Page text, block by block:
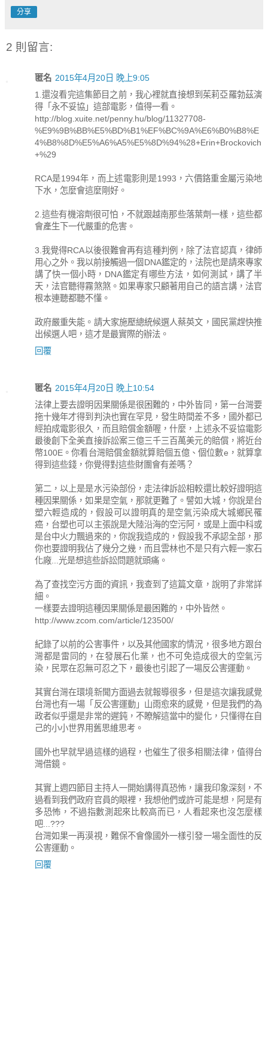
分享
2 則留言:
匿名 2015年4月20日 晚上9:05
1.還沒看完這集節目之前，我心裡就直接想到茱莉亞羅勃茲演
得「永不妥協」這部電影，值得一看。
http://blog.xuite.net/penny.hu/blog/11327708-
%E9%9B%BB%E5%BD%B1%EF%BC%9A%E6%B0%B8%E
4%B8%8D%E5%A6%A5%E5%8D%94%28+Erin+Brockovich
+%29
RCA是1994年，而上述電影則是1993，六價鉻重金屬污染地
下水，怎麼會這麼剛好。
2.這些有機溶劑很可怕，不就跟越南那些落葉劑一樣，這些都
會產生下一代嚴重的危害。
3.我覺得RCA以後很難會再有這種判例，除了法官認真，律師
用心之外。我以前接觸過一個DNA鑑定的，法院也是請來專家
講了快一個小時，DNA鑑定有哪些方法，如何測試，講了半
天，法官聽得霧煞煞。如果專家只顧著用自己的語言講，法官
根本連聽都聽不懂。
政府嚴重失能。請大家施壓總統候選人蔡英文，國民黨趕快推
出候選人吧，這才是最實際的辦法。
回覆
匿名 2015年4月20日 晚上10:54
法律上要去證明因果關係是很困難的，中外皆同，第一台灣要
拖十幾年才得到判決也實在罕見，發生時間差不多，國外都已
經拍成電影很久，而且賠償金額喔，什麼，上述永不妥協電影
最後創下全美直接訴訟案三億三千三百萬美元的賠償，將近台
幣100E。你看台灣賠償金額就算賠個五億、個位數e，就算拿
得到這些錢，你覺得對這些財團會有差嗎？
第二，以上是是水污染部份，走法律訴訟相較還比較好證明這
種因果關係，如果是空氣，那就更難了。譬如大城，你說是台
塑六輕造成的，假設可以證明真的是空氣污染成大城鄉民罹
癌，台塑也可以主張說是大陸沿海的空污阿，或是上面中科或
是台中火力飄過來的，你說我造成的，假設我不承認全部，那
你也要證明我佔了幾分之幾，而且雲林也不是只有六輕一家石
化廠...光是想這些訴訟問題就頭痛。
為了查找空污方面的資訊，我查到了這篇文章，說明了非常詳
細。
一樣要去證明這種因果關係是最困難的，中外皆然。
http://www.zcom.com/article/123500/
紀錄了以前的公害事件，以及其他國家的情況，很多地方跟台
灣都是雷同的，在發展石化業，也不可免造成很大的空氣污
染，民眾在忍無可忍之下，最後也引起了一場反公害運動。
其實台灣在環境新聞方面過去就報導很多，但是這次讓我感覺
台灣也有一場「反公害運動」山雨愈來的感覺，但是我們的為
政者似乎還是非常的遲鈍，不瞭解這當中的變化，只懂得在自
己的小小世界用舊思維思考。
國外也早就早過這樣的過程，也催生了很多相關法律，值得台
灣借鏡。
其實上週四節目主持人一開始講得真恐怖，讓我印象深刻，不
過看到我們政府官員的眼裡，我想他們或許可能是想，阿是有
多恐怖，不過指數測起來比較高而已，人看起來也沒怎麼樣
吧...???
台灣如果一再漠視，難保不會像國外一樣引發一場全面性的反
公害運動。
回覆